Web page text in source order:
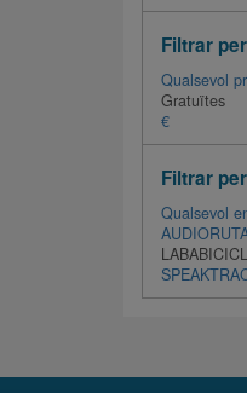
Filtrar
Qualsevol
Gratuïtes
€
Filtrar
Qualsevol